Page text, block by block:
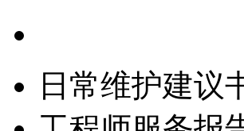
日常维护建议